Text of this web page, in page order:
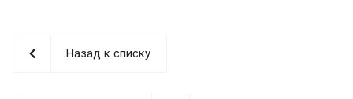
Назад к списку